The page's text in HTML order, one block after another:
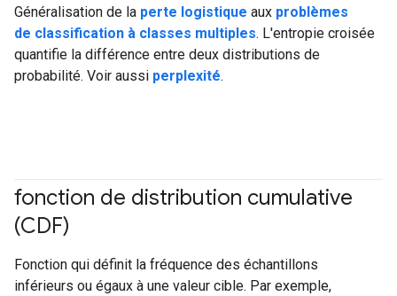
Généralisation de la perte logistique aux problèmes
de classification à classes multiples. L'entropie croisée
quantifie la différence entre deux distributions de
probabilité. Voir aussi perplexité.
fonction de distribution cumulative
(CDF)
Fonction qui définit la fréquence des échantillons
inférieurs ou égaux à une valeur cible. Par exemple,